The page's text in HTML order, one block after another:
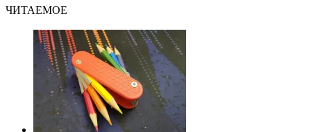
ЧИТАЕМОЕ